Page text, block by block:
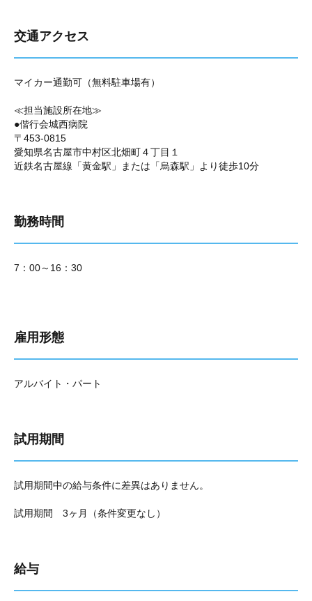
交通アクセス
マイカー通勤可（無料駐車場有）
≪担当施設所在地≫
●偕行会城西病院
〒453-0815
愛知県名古屋市中村区北畑町４丁目１
近鉄名古屋線「黄金駅」または「烏森駅」より徒歩10分
勤務時間
7：00～16：30
雇用形態
アルバイト・パート
試用期間
試用期間中の給与条件に差異はありません。
試用期間 3ヶ月（条件変更なし）
給与